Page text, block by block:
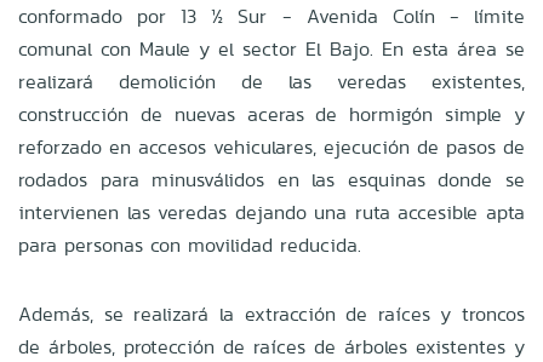
conformado por 13 ½ Sur - Avenida Colín - límite
comunal con Maule y el sector El Bajo. En esta área se
realizará demolición de las veredas existentes,
construcción de nuevas aceras de hormigón simple y
reforzado en accesos vehiculares, ejecución de pasos de
rodados para minusválidos en las esquinas donde se
intervienen las veredas dejando una ruta accesible apta
para personas con movilidad reducida.
Además, se realizará la extracción de raíces y troncos
de árboles, protección de raíces de árboles existentes y